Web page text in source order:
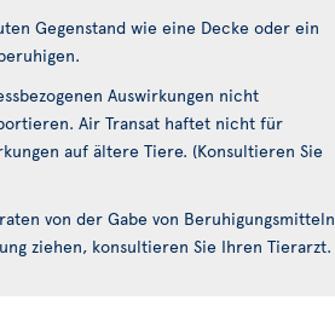
Gegenstand wie eine Decke oder ein
Auswirkungen nicht
Air Transat haftet nicht für
auf ältere Tiere. (Konsultieren Sie
von der Gabe von Beruhigungsmitteln
ziehen, konsultieren Sie Ihren Tierarzt.